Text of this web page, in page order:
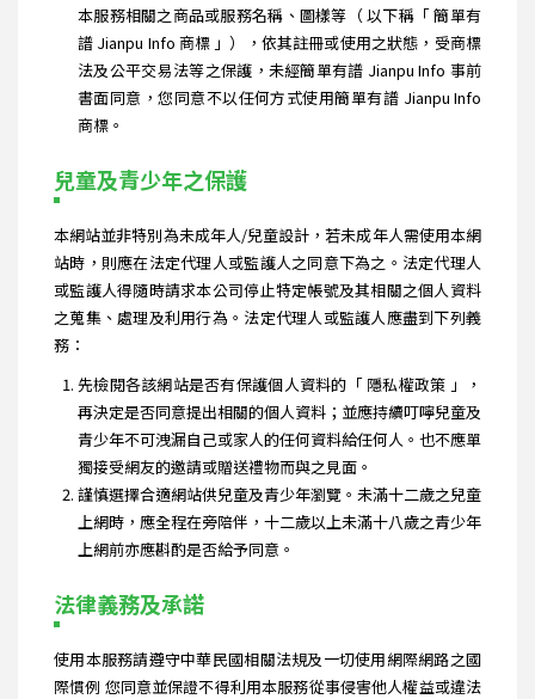
本服務相關之商品或服務名稱、圖樣等（ 以下稱「 簡單有
譜 Jianpu Info 商標 」），依其註冊或使用之狀態，受商標
法及公平交易法等之保護，未經簡單有譜 Jianpu Info 事前
書面同意，您同意不以任何方式使用簡單有譜 Jianpu Info
商標。
兒童及青少年之保護
本網站並非特別為未成年人/兒童設計，若未成年人需使用本網
站時，則應在法定代理人或監護人之同意下為之。法定代理人
或監護人得隨時請求本公司停止特定帳號及其相關之個人資料
之蒐集、處理及利用行為。法定代理人或監護人應盡到下列義
務：
先檢閱各該網站是否有保護個人資料的「 隱私權政策 」，
再決定是否同意提出相關的個人資料；並應持續叮嚀兒童及
青少年不可洩漏自己或家人的任何資料給任何人。也不應單
獨接受網友的邀請或贈送禮物而與之見面。
謹慎選擇合適網站供兒童及青少年瀏覽。未滿十二歲之兒童
上網時，應全程在旁陪伴，十二歲以上未滿十八歲之青少年
上網前亦應斟酌是否給予同意。
法律義務及承諾
使用本服務請遵守中華民國相關法規及一切使用網際網路之國
際慣例 您同意並保證不得利用本服務從事侵害他人權益或違法